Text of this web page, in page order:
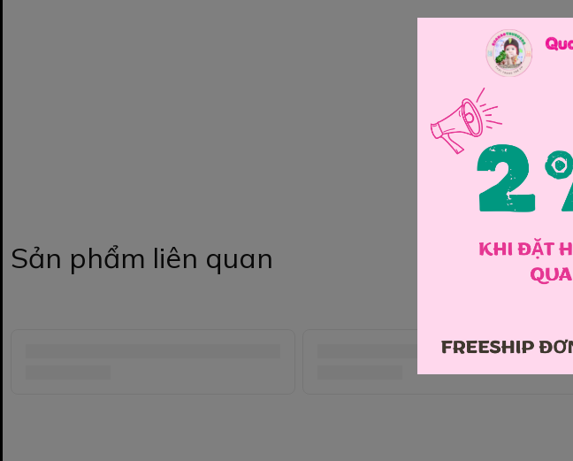
Sản phẩm liên quan